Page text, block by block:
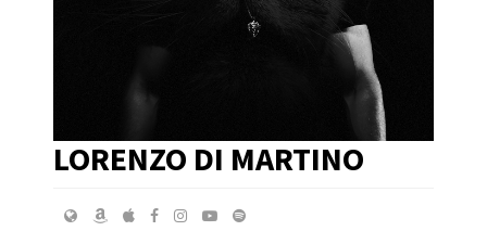
LORENZO DI MARTINO